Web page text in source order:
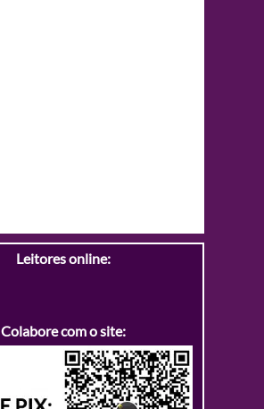
Leitores online:
Colabore com o site: